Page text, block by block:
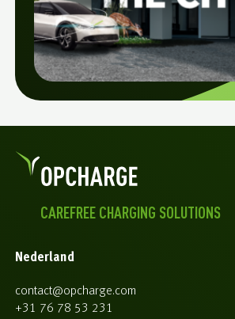
CAREFREE CHARGING SOLUTIONS
Nederland
contact@opcharge.com
+31 76 78 53 231